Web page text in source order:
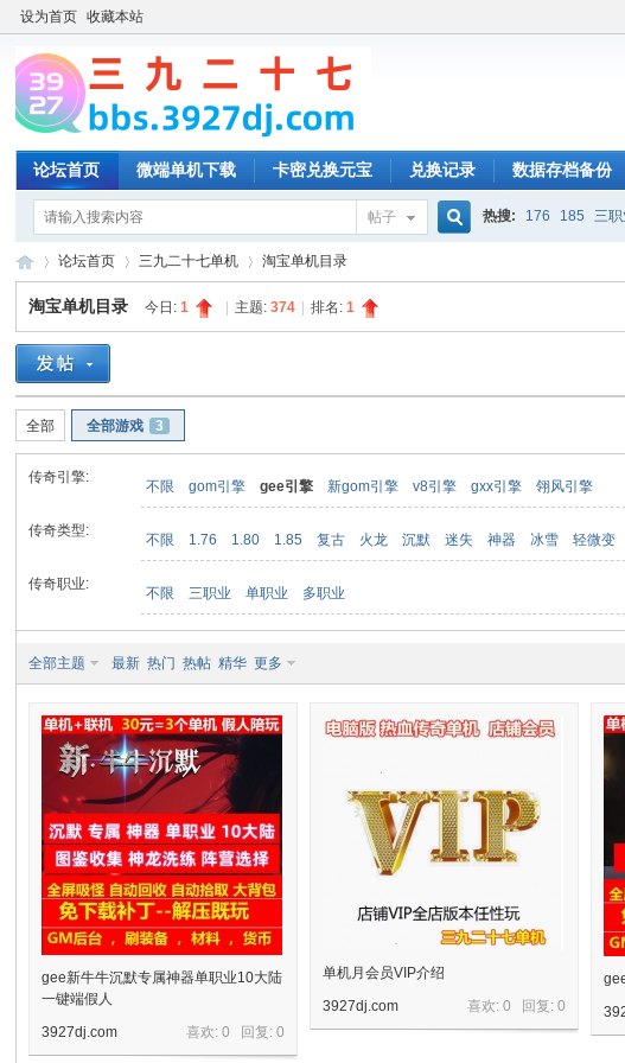
设为首页 收藏本站
论坛首页 微端单机下载 卡密兑换元宝 兑换记录 数据存档备份
帖子 热搜: 176 185 三职
»
论坛首页 三九二十七单机 淘宝单机目录
淘宝单机目录 今日:1 主题:374 排名:1
全部 全部游戏 3
传奇引擎:
不限 gom引擎 gee引擎 新gom引擎 v8引擎 gxx引擎 翎风引擎
传奇类型:
不限 1.76 1.80 1.85 复古 火龙 沉默 迷失 神器 冰雪 轻微变
传奇职业:
不限 三职业 单职业 多职业
全部主题 最新 热门 热帖 精华 更多
gee新牛牛沉默专属神器单职业10大陆
一键端假人
喜欢: 0 回复:0
3927dj.com
单机月会员VIP介绍
喜欢: 0 回复:0
3927dj.com